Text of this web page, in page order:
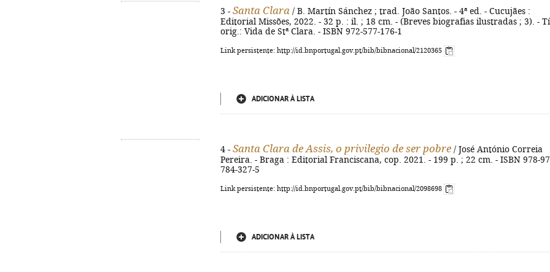
3 - Santa Clara / B. Martín Sánchez ; trad. João Santos. - 4ª ed. - Cucujães :
Editorial Missões, 2022. - 32 p. : il. ; 18 cm. - (Breves biografias ilustradas ; 3). -
orig.: Vida de Stª Clara. - ISBN 972-577-176-1
Link persistente: http://id.bnportugal.gov.pt/bib/bibnacional/2120365
ADICIONAR À LISTA
4 - Santa Clara de Assis, o privilegio de ser pobre / José António Correia
Pereira. - Braga : Editorial Franciscana, cop. 2021. - 199 p. ; 22 cm. - ISBN 978-
784-327-5
Link persistente: http://id.bnportugal.gov.pt/bib/bibnacional/2098698
ADICIONAR À LISTA